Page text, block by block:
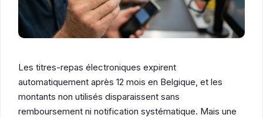
Les titres-repas électroniques expirent
automatiquement après 12 mois en Belgique, et les
montants non utilisés disparaissent sans
remboursement ni notification systématique. Mais une